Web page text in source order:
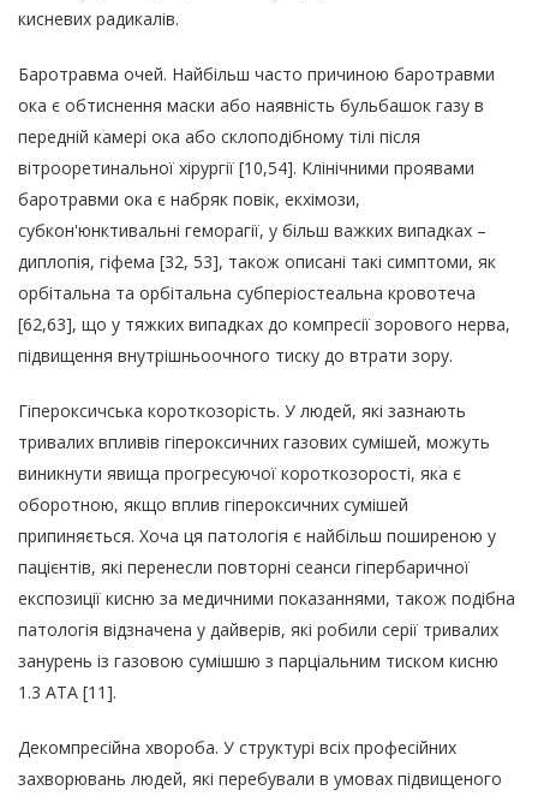
кисневих радикалів.
Баротравма очей. Найбільш часто причиною баротравми
ока є обтиснення маски або наявність бульбашок газу в
передній камері ока або склоподібному тілі після
вітрооретинальної хірургії [10,54]. Клінічними проявами
баротравми ока є набряк повік, екхімози,
субкон'юнктивальні геморагії, у більш важких випадках –
диплопія, гіфема [32, 53], також описані такі симптоми, як
орбітальна та орбітальна субперіостеальна кровотеча
[62,63], що у тяжких випадках до компресії зорового нерва,
підвищення внутрішньоочного тиску до втрати зору.
Гіпероксичська короткозорість. У людей, які зазнають
тривалих впливів гіпероксичних газових сумішей, можуть
виникнути явища прогресуючої короткозорості, яка є
оборотною, якщо вплив гіпероксичних сумішей
припиняється. Хоча ця патологія є найбільш поширеною у
пацієнтів, які перенесли повторні сеанси гіпербаричної
експозиції кисню за медичними показаннями, також подібна
патологія відзначена у дайверів, які робили серії тривалих
занурень із газовою сумішшю з парціальним тиском кисню
1.3 АТА [11].
Декомпресійна хвороба. У структурі всіх професійних
захворювань людей, які перебували в умовах підвищеного